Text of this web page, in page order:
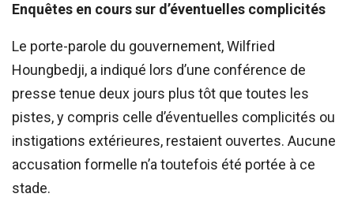
Enquêtes en cours sur d’éventuelles complicités
Le porte-parole du gouvernement, Wilfried
Houngbedji, a indiqué lors d’une conférence de
presse tenue deux jours plus tôt que toutes les
pistes, y compris celle d’éventuelles complicités ou
instigations extérieures, restaient ouvertes. Aucune
accusation formelle n’a toutefois été portée à ce
stade.